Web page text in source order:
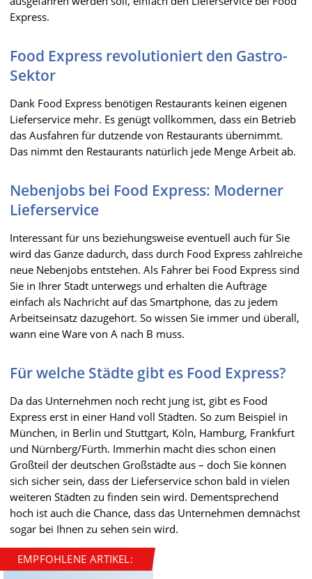
Express.
Food Express revolutioniert den Gastro-
Sektor
Dank Food Express benötigen Restaurants keinen eigenen
Lieferservice mehr. Es genügt vollkommen, dass ein Betrieb
das Ausfahren für dutzende von Restaurants übernimmt.
Das nimmt den Restaurants natürlich jede Menge Arbeit ab.
Nebenjobs bei Food Express: Moderner
Lieferservice
Interessant für uns beziehungsweise eventuell auch für Sie
wird das Ganze dadurch, dass durch Food Express zahlreiche
neue Nebenjobs entstehen. Als Fahrer bei Food Express sind
Sie in Ihrer Stadt unterwegs und erhalten die Aufträge
einfach als Nachricht auf das Smartphone, das zu jedem
Arbeitseinsatz dazugehört. So wissen Sie immer und überall,
wann eine Ware von A nach B muss.
Für welche Städte gibt es Food Express?
Da das Unternehmen noch recht jung ist, gibt es Food
Express erst in einer Hand voll Städten. So zum Beispiel in
München, in Berlin und Stuttgart, Köln, Hamburg, Frankfurt
und Nürnberg/Fürth. Immerhin macht dies schon einen
Großteil der deutschen Großstädte aus – doch Sie können
sich sicher sein, dass der Lieferservice schon bald in vielen
weiteren Städten zu finden sein wird. Dementsprechend
hoch ist auch die Chance, dass das Unternehmen demnächst
sogar bei Ihnen zu sehen sein wird.
EMPFOHLENE ARTIKEL: